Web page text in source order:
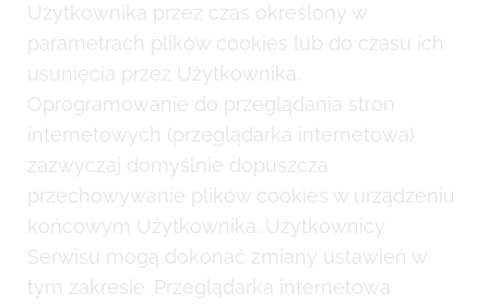
Użytkownika przez czas określony w
parametrach plików cookies lub do czasu ich
usunięcia przez Użytkownika.
Oprogramowanie do przeglądania stron
internetowych (przeglądarka internetowa)
zazwyczaj domyślnie dopuszcza
przechowywanie plików cookies w urządzeniu
końcowym Użytkownika. Użytkownicy
Serwisu mogą dokonać zmiany ustawień w
tym zakresie. Przeglądarka internetowa